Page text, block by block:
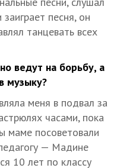
песня, он
танцевать всех
ведут на борьбу, а
музыку?
меня в подвал за
часами, пока
маме посоветовали
— Мадине
10 лет по классу